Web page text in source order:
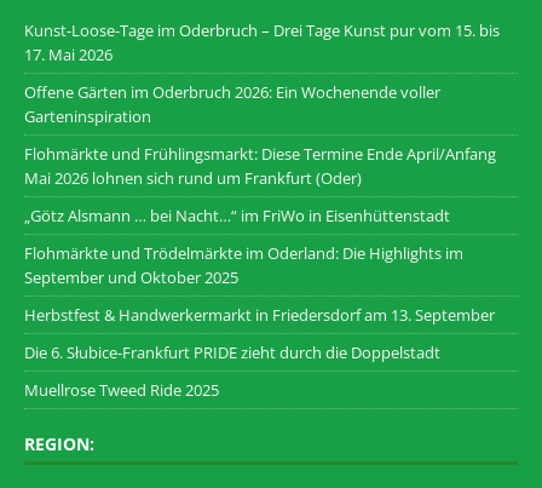
Kunst-Loose-Tage im Oderbruch – Drei Tage Kunst pur vom 15. bis
17. Mai 2026
Offene Gärten im Oderbruch 2026: Ein Wochenende voller
Garteninspiration
Flohmärkte und Frühlingsmarkt: Diese Termine Ende April/Anfang
Mai 2026 lohnen sich rund um Frankfurt (Oder)
„Götz Alsmann … bei Nacht…“ im FriWo in Eisenhüttenstadt
Flohmärkte und Trödelmärkte im Oderland: Die Highlights im
September und Oktober 2025
Herbstfest & Handwerkermarkt in Friedersdorf am 13. September
Die 6. Słubice-Frankfurt PRIDE zieht durch die Doppelstadt
Muellrose Tweed Ride 2025
REGION: